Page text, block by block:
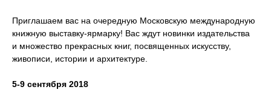
Приглашаем вас на очередную Московскую международную
книжную выставку-ярмарку! Вас ждут новинки издательства
и множество прекрасных книг, посвященных искусству,
живописи, истории и архитектуре.
5-9 сентября 2018